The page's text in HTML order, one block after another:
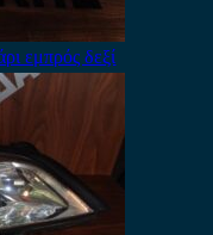
εμπρός δεξί